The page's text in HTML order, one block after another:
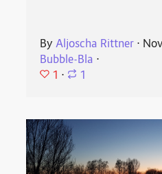
ByAljoscha Rittner ⋅
Bubble-Bla ⋅
1 ⋅ 1